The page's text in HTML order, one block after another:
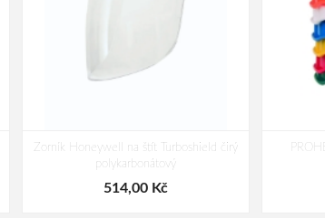
Zorník Honeywell na štít Turboshield čirý
polykarbonátový
514,00 Kč